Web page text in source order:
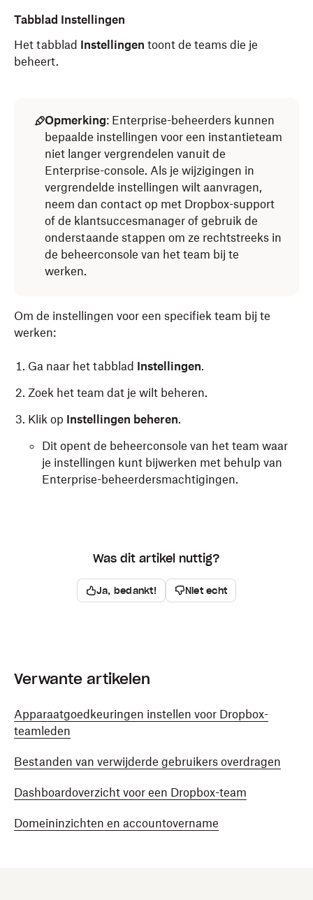
Tabblad Instellingen
Het tabblad Instellingen toont de teams die je
beheert.
Opmerking: Enterprise-beheerders kunnen
bepaalde instellingen voor een instantieteam
niet langer vergrendelen vanuit de
Enterprise-console. Als je wijzigingen in
vergrendelde instellingen wilt aanvragen,
neem dan contact op met Dropbox-support
of de klantsuccesmanager of gebruik de
onderstaande stappen om ze rechtstreeks in
de beheerconsole van het team bij te
werken.
Om de instellingen voor een specifiek team bij te
werken:
Ga naar het tabblad Instellingen.
Zoek het team dat je wilt beheren.
Klik op Instellingen beheren.
Dit opent de beheerconsole van het team waar
je instellingen kunt bijwerken met behulp van
Enterprise-beheerdersmachtigingen.
Was dit artikel nuttig?
Ja, bedankt! Niet echt
Verwante artikelen
Apparaatgoedkeuringen instellen voor Dropbox-
teamleden
Bestanden van verwijderde gebruikers overdragen
Dashboardoverzicht voor een Dropbox-team
Domeininzichten en accountovername